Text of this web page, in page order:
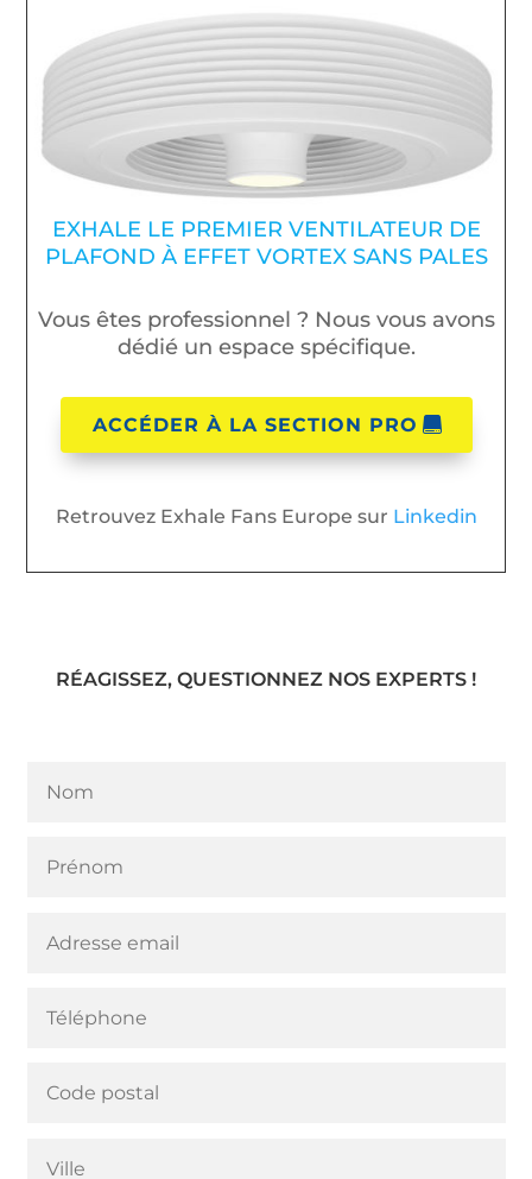
EXHALE LE PREMIER VENTILATEUR DE
PLAFOND À EFFET VORTEX SANS PALES
Vous êtes professionnel ? Nous vous avons
dédié un espace spécifique.
ACCÉDER À LA SECTION PRO
Retrouvez Exhale Fans Europe sur Linkedin
RÉAGISSEZ, QUESTIONNEZ NOS EXPERTS !